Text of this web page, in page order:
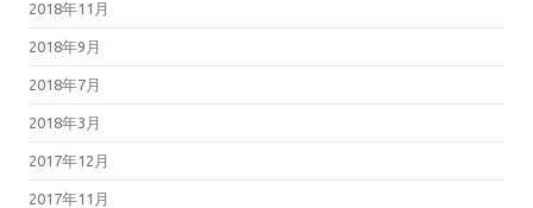
2018年11月
2018年9月
2018年7月
2018年3月
2017年12月
2017年11月